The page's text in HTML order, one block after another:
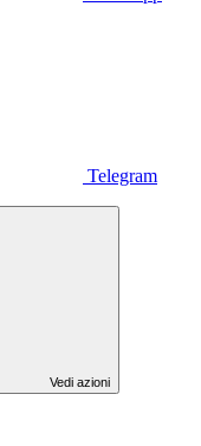
Telegram
Vedi azioni